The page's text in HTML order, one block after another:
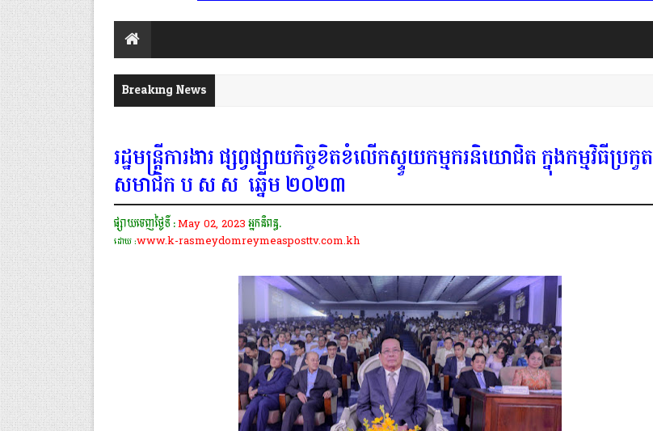
Breaking News
រដ្ឋមន្ត្រីការងារ ផ្សព្វផ្សាយកិច្ចខិតខំលើកស្ទួយកម្មករនិយោជិត ក្នុងកម្មវិធីប្រកួត
សមាជិក ប.ស.ស. ឆ្នើម ២០២៣
ផ្សាយចេញថ្ងៃទី :May 02, 2023អ្នកនិពន្ធ.
ដោយ :www.k-rasmeydomreymeasposttv.com.kh